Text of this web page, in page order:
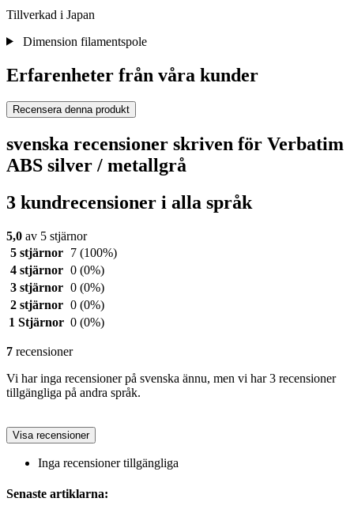
Tillverkad i Japan
Dimension filamentspole
Erfarenheter från våra kunder
Recensera denna produkt
svenska recensioner skriven för Verbatim
ABS silver / metallgrå
3 kundrecensioner i alla språk
5,0 av 5 stjärnor
5 stjärnor
7 (100%)
4 stjärnor 0 (0%)
3 stjärnor 0 (0%)
2 stjärnor 0 (0%)
1 Stjärnor 0 (0%)
7 recensioner
Vi har inga recensioner på svenska ännu, men vi har 3 recensioner
tillgängliga på andra språk.
Visa recensioner
Inga recensioner tillgängliga
Senaste artiklarna: